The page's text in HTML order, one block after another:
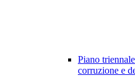
Piano
corruzione e